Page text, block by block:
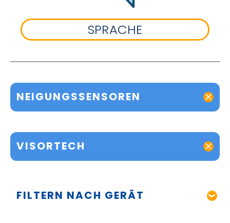
SPRACHE
NEIGUNGSSENSOREN
VISORTECH
FILTERN NACH GERÄT